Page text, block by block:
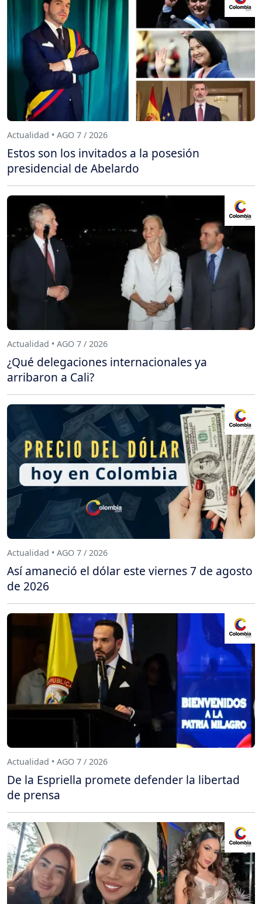
Actualidad • AGO 7 / 2026
Estos son los invitados a la posesión
presidencial de Abelardo
Actualidad • AGO 7 / 2026
¿Qué delegaciones internacionales ya
arribaron a Cali?
Actualidad • AGO 7 / 2026
Así amaneció el dólar este viernes 7 de agosto
de 2026
Actualidad • AGO 7 / 2026
De la Espriella promete defender la libertad
de prensa